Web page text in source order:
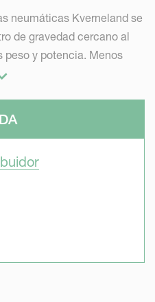
neumáticas Kverneland se
de gravedad cercano al
peso y potencia. Menos
en costes de
fácil de calibrar, dirigir y
la explotación.